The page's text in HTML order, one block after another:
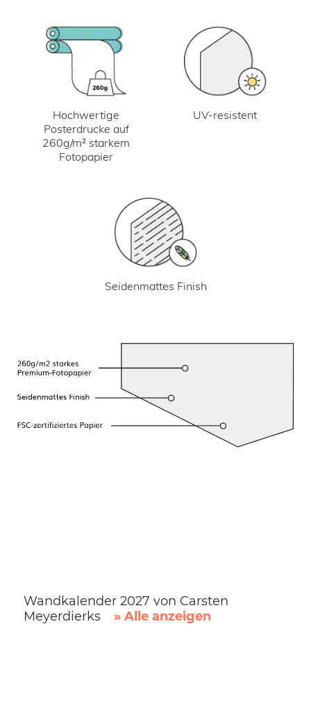
Hochwertige
Posterdrucke auf
260g/m² starkem
Fotopapier
UV-resistent
Seidenmattes Finish
Wandkalender 2027 von Carsten
Meyerdierks
» Alle anzeigen